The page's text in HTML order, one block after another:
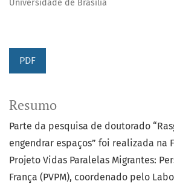
Universidade de Brasília
PDF
Resumo
Parte da pesquisa de doutorado
engendrar espaços” foi realizada na
Projeto Vidas Paralelas Migrantes:
França (PVPM), coordenado pelo